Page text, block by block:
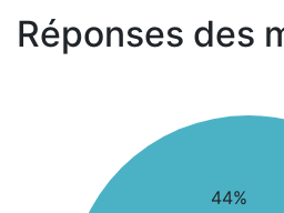
Réponses des
44%